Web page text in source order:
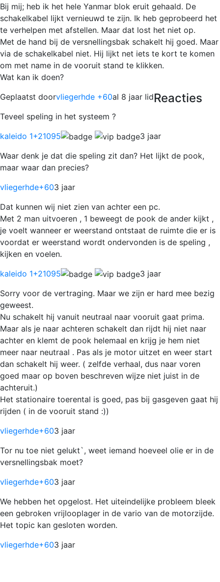
Bij mij; heb ik het hele Yanmar blok eruit gehaald. De
schakelkabel lijkt vernieuwd te zijn. Ik heb geprobeerd het
te verhelpen met afstellen. Maar dat lost het niet op.
Met de hand bij de versnellingsbak schakelt hij goed. Maar
via de schakelkabel niet. Hij lijkt net iets te kort te komen
om met name in de vooruit stand te klikken.
Wat kan ik doen?
Geplaatst doorvliegerhde +60al 8 jaar lidReacties
Teveel speling in het systeem ?
kaleido 1+21095
3 jaar
Waar denk je dat die speling zit dan? Het lijkt de pook,
maar waar dan precies?
vliegerhde+603 jaar
Dat kunnen wij niet zien van achter een pc.
Met 2 man uitvoeren , 1 beweegt de pook de ander kijkt ,
je voelt wanneer er weerstand ontstaat de ruimte die er is
voordat er weerstand wordt ondervonden is de speling ,
kijken en voelen.
kaleido 1+21095
3 jaar
Sorry voor de vertraging. Maar we zijn er hard mee bezig
geweest.
Nu schakelt hij vanuit neutraal naar vooruit gaat prima.
Maar als je naar achteren schakelt dan rijdt hij niet naar
achter en klemt de pook helemaal en krijg je hem niet
meer naar neutraal . Pas als je motor uitzet en weer start
dan schakelt hij weer. ( zelfde verhaal, dus naar voren
goed maar op boven beschreven wijze niet juist in de
achteruit.)
Het stationaire toerental is goed, pas bij gasgeven gaat hij
rijden ( in de vooruit stand :))
vliegerhde+603 jaar
Tor nu toe niet gelukt`, weet iemand hoeveel olie er in de
versnellingsbak moet?
vliegerhde+603 jaar
We hebben het opgelost. Het uiteindelijke probleem bleek
een gebroken vrijlooplager in de vario van de motorzijde.
Het topic kan gesloten worden.
vliegerhde+603 jaar